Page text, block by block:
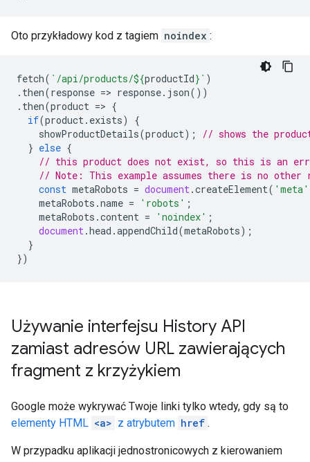
Oto przykładowy kod z tagiem noindex :
fetch( `/api/products/${productId} ` )
. then(response => response. json())
. then(product => {
if(product. exists)
{
showProductDetails(product);
// shows the
} else {
// this product does not exist, so this is an
// Note: This example assumes there is no other
const metaRobots = document.createElement( 'meta'
metaRobots .name = 'robots' ;
metaRobots .content = 'noindex' ;
document.head .appendChild(metaRobots);
}
})
Używanie interfejsu History API
zamiast adresów URL zawierających
fragment z krzyżykiem
Google może wykrywać Twoje linki tylko wtedy, gdy są to
elementy HTML <a> z atrybutem href .
W przypadku aplikacji jednostronicowych z kierowaniem